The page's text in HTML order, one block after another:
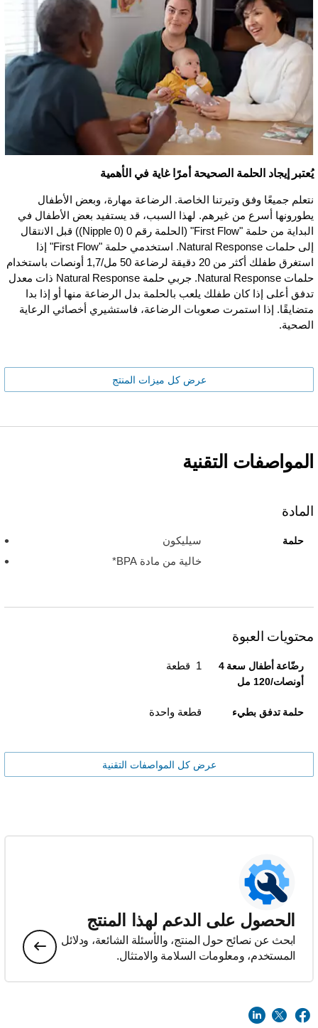
يُعتبر إيجاد الحلمة الصحيحة أمرًا غاية في الأهمية
نتعلم جميعًا وفق وتيرتنا الخاصة. الرضاعة مهارة، وبعض الأطفال
يطورونها أسرع من غيرهم. لهذا السبب، قد يستفيد بعض الأطفال في
البداية من حلمة "First Flow" (الحلمة رقم 0 (Nipple 0)) قبل الانتقال
إلى حلمات Natural Response. استخدمي حلمة "First Flow" إذا
استغرق طفلك أكثر من 20 دقيقة لرضاعة 50 مل/1,7 أونصات باستخدام
حلمات Natural Response. جربي حلمة Natural Response ذات معدل
تد­­فق أ­على إذا كان طفلك يلعب بالحلمة بدل الرضاعة منها أو إذا بدا
متضايقًا. إذا استمرت صعوبات الرضاعة، فاستشيري أخصائي الرعاية
الصحية.
عرض كل ميزات المنتج
المواصفات التقنية
المادة
حلمة
سيليكون
خالية من مادة BPA*
محتويات العبوة
رضّاعة أطفال سعة 4
أونصات/120 مل
1 قطعة
حلمة تدفق بطيء قطعة واحدة
عرض كل المواصفات التقنية
الحصول على الدعم لهذا المنتج
ابحث عن نصائح حول المنتج، والأسئلة الشائعة، ودلائل
المستخدم، ومعلومات السلامة والامتثال.